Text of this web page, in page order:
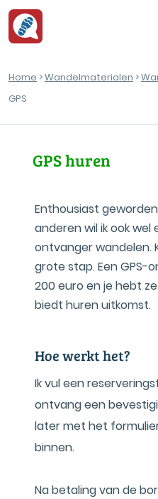
Home >Wandelmaterialen >
GPS
GPS huren
Enthousiast
anderen wil ik ook wel
ontvanger wandelen.
grote stap. Een GPS-
200 euro en je hebt
biedt huren uitkomst.
Hoe werkt het?
Ik vul een
ontvang een
later met het
binnen.
Na betaling van de